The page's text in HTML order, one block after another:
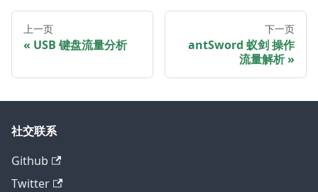
上一页
USB 键盘流量分析
下一页
antSword 蚁剑 操作
流量解析
社交联系
Github
Twitter